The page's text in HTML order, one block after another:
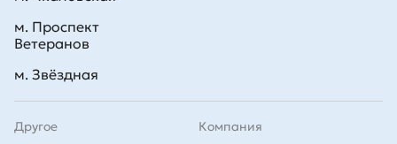
Другое Компания
м. Проспект
Ветеранов
м. Звёздная